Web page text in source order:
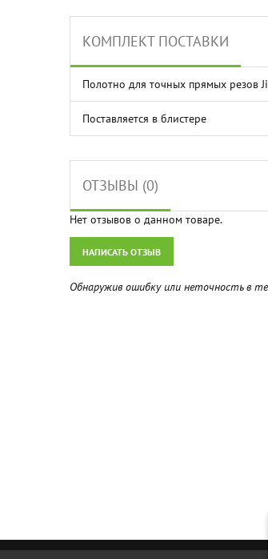
КОМПЛЕКТ ПОСТАВКИ
Полотно для точных прямых резов
Поставляется в блистере
ОТЗЫВЫ (0)
Нет отзывов о данном товаре.
НАПИСАТЬ ОТЗЫВ
Обнаружив ошибку или неточность в